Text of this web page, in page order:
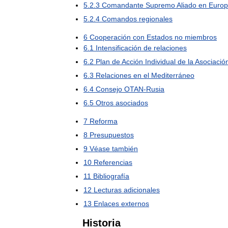
5 2 3 Comandante SupremoAliado en
5 2 4 Comandos regionales
6 Cooperación con Estados no miembros
6 1 Intensificación de relaciones
6 2 Plan deAcción Individual de la
6 3 Relaciones en el Mediterráneo
6 4 Consejo OTAN-Rusia
6 5 Otros asociados
7 Reforma
8 Presupuestos
9 Véase también
10 Referencias
11 Bibliografía
12 Lecturas adicionales
13 Enlaces externos
Historia